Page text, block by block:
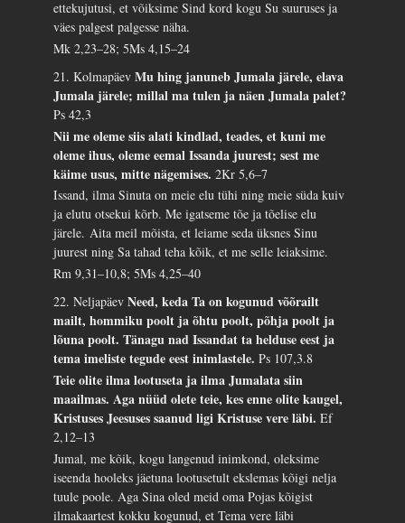
ettekujutusi, et võiksime Sind kord kogu Su suuruses ja
väes palgest palgesse näha.
Mk 2,23–28; 5Ms 4,15–24
21. KolmapäevMu hing januneb Jumala järele, elava
Jumala järele; millal ma tulen ja näen Jumala palet?
Ps 42,3
Nii me oleme siis alati kindlad, teades, et kuni me
oleme ihus, oleme eemal Issanda juurest; sest me
käime usus, mitte nägemises.2Kr 5,6–7
Issand, ilma Sinuta on meie elu tühi ning meie süda kuiv
ja elutu otsekui kõrb. Me igatseme tõe ja tõelise elu
järele. Aita meil mõista, et leiame seda üksnes Sinu
juurest ning Sa tahad teha kõik, et me selle leiaksime.
Rm 9,31–10,8; 5Ms 4,25–40
22. NeljapäevNeed, keda Ta on kogunud võõrailt
mailt, hommiku poolt ja õhtu poolt, põhja poolt ja
lõuna poolt. Tänagu nad Issandat ta helduse eest ja
tema imeliste tegude eest inimlastele.Ps 107,3.8
Teie olite ilma lootuseta ja ilma Jumalata siin
maailmas. Aga nüüd olete teie, kes enne olite kaugel,
Kristuses Jeesuses saanud ligi Kristuse vere läbi.Ef
2,12–13
Jumal, me kõik, kogu langenud inimkond, oleksime
iseenda hooleks jäetuna lootusetult ekslemas kõigi nelja
tuule poole. Aga Sina oled meid oma Pojas kõigist
ilmakaartest kokku kogunud, et Tema vere läbi